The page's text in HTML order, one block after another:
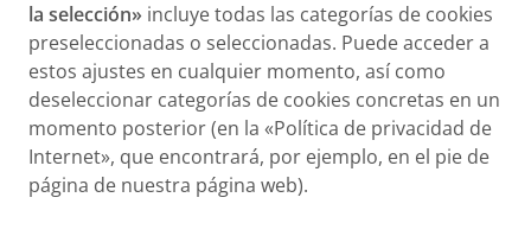
la selección» incluye todas las categorías de cookies
preseleccionadas o seleccionadas. Puede acceder a
estos ajustes en cualquier momento, así como
deseleccionar categorías de cookies concretas en un
momento posterior (en la «Política de privacidad de
Internet», que encontrará, por ejemplo, en el pie de
página de nuestra página web).